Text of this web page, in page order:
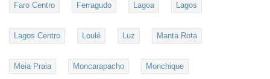
Faro Centro Ferragudo Lagoa Lagos
Lagos Centro Loulé Luz Manta Rota
Meia Praia Moncarapacho Monchique